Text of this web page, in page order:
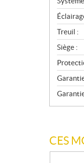
Treuil :
Siège :
CES